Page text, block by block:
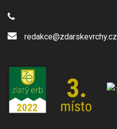
redakce@zdarskevrchy.cz